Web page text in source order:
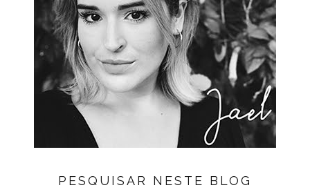
PESQUISAR NESTE BLOG